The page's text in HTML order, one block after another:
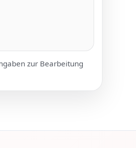
zur Bearbeitung